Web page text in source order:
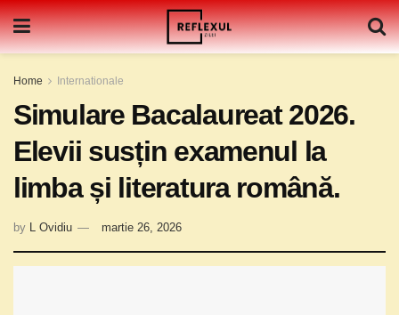
Home Internationale
Simulare Bacalaureat 2026.
Elevii susțin examenul la
limba și literatura română.
by L Ovidiu martie 26, 2026